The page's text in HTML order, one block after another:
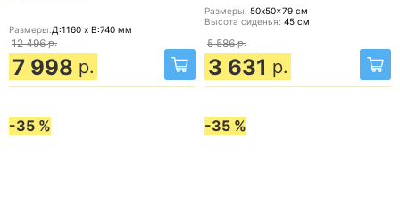
Размеры:Д:1160 x В:740 мм
12 496 р.
7 998 р.
Размеры: 50x50x79 см
Высота сиденья: 45 см
5 586 р.
3 631 р.
-35 % -35 %